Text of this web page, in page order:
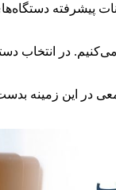
نفر پرسنل—نباید فریب
می‌کنیم. در
در این زمینه